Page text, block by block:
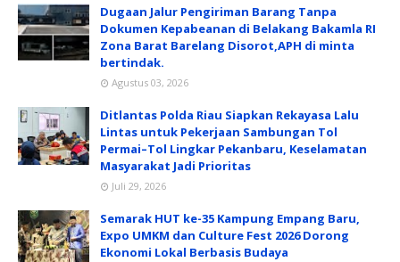
Dugaan Jalur Pengiriman Barang Tanpa
Dokumen Kepabeanan di Belakang Bakamla RI
Zona Barat Barelang Disorot,APH di minta
bertindak.
Agustus 03, 2026
Ditlantas Polda Riau Siapkan Rekayasa Lalu
Lintas untuk Pekerjaan Sambungan Tol
Permai–Tol Lingkar Pekanbaru, Keselamatan
Masyarakat Jadi Prioritas
Juli 29, 2026
Semarak HUT ke-35 Kampung Empang Baru,
Expo UMKM dan Culture Fest 2026 Dorong
Ekonomi Lokal Berbasis Budaya